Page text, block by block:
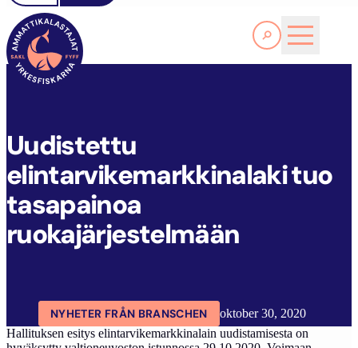
Läs Mer
FYFF
Uudistettu
elintarvikemarkkinalaki tuo
tasapainoa
ruokajärjestelmään
NYHETER FRÅN BRANSCHEN
oktober 30, 2020
Hallituksen esitys elintarvikemarkkinalain uudistamisesta on